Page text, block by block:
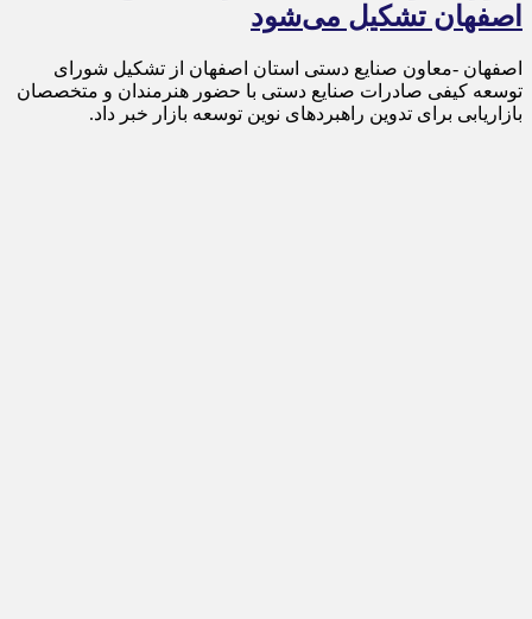
اصفهان تشکیل می‌شود
اصفهان -معاون صنایع دستی استان اصفهان از تشکیل شورای
توسعه کیفی صادرات صنایع دستی با حضور هنرمندان و متخصصان
بازاریابی برای تدوین راهبردهای نوین توسعه بازار خبر داد.